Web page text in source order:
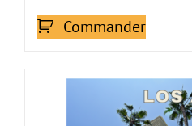
Commander